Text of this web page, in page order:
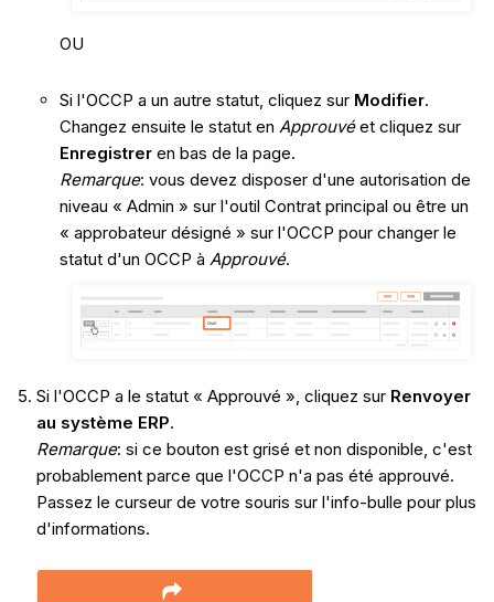
OU
Si l'OCCP a un autre statut, cliquez sur Modifier.
Changez ensuite le statut en Approuvéet cliquez sur
Enregistreren bas de la page.
Remarque: vous devez disposer d'une autorisation de
niveau « Admin » sur l'outil Contrat principal ou être un
« approbateur désigné » sur l'OCCP pour changer le
statut d'un OCCP à Approuvé.
Si l'OCCP a le statut « Approuvé », cliquez sur Renvoyer
au système ERP.
Remarque: si ce bouton est grisé et non disponible, c'est
probablement parce que l'OCCP n'a pas été approuvé.
Passez le curseur de votre souris sur l'info-bulle pour plus
d'informations.